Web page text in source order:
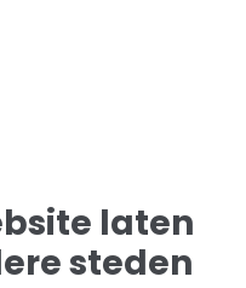
laten
steden